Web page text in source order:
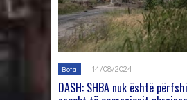
Bota 14/08/2024
DASH: SHBA nuk është